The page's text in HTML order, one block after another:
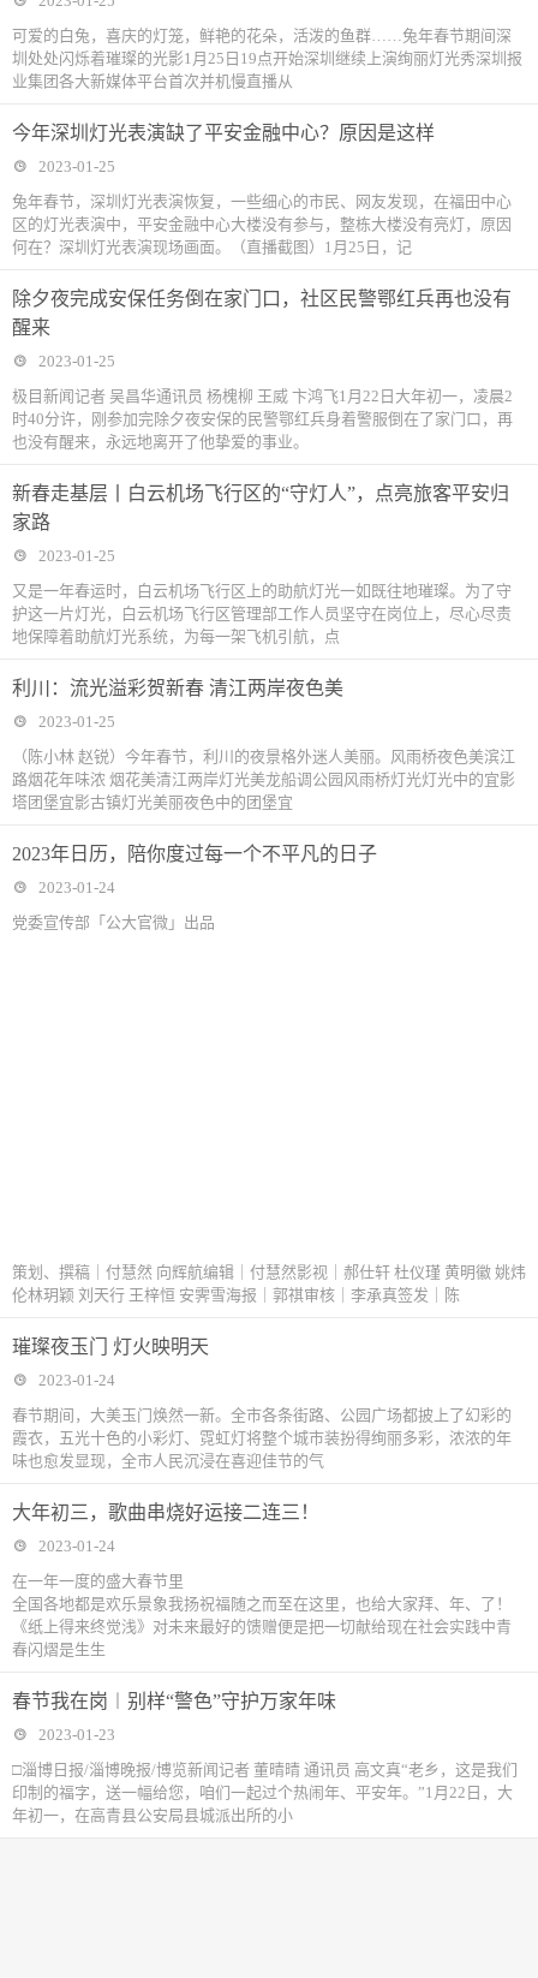
可爱的白兔，喜庆的灯笼，鲜艳的花朵，活泼的鱼群……兔年春节期间深
圳处处闪烁着璀璨的光影1月25日19点开始深圳继续上演绚丽灯光秀深圳报
业集团各大新媒体平台首次并机慢直播从
今年深圳灯光表演缺了平安金融中心？原因是这样
2023-01-25
兔年春节，深圳灯光表演恢复，一些细心的市民、网友发现，在福田中心
区的灯光表演中，平安金融中心大楼没有参与，整栋大楼没有亮灯，原因
何在？深圳灯光表演现场画面。（直播截图）1月25日，记
除夕夜完成安保任务倒在家门口，社区民警鄂红兵再也没有
醒来
2023-01-25
极目新闻记者 吴昌华通讯员 杨槐柳 王威 卞鸿飞1月22日大年初一，凌晨2
时40分许，刚参加完除夕夜安保的民警鄂红兵身着警服倒在了家门口，再
也没有醒来，永远地离开了他挚爱的事业。
新春走基层丨白云机场飞行区的“守灯人”，点亮旅客平安归
家路
2023-01-25
又是一年春运时，白云机场飞行区上的助航灯光一如既往地璀璨。为了守
护这一片灯光，白云机场飞行区管理部工作人员坚守在岗位上，尽心尽责
地保障着助航灯光系统，为每一架飞机引航，点
利川：流光溢彩贺新春 清江两岸夜色美
2023-01-25
（陈小林 赵锐）今年春节，利川的夜景格外迷人美丽。风雨桥夜色美滨江
路烟花年味浓 烟花美清江两岸灯光美龙船调公园风雨桥灯光灯光中的宜影
塔团堡宜影古镇灯光美丽夜色中的团堡宜
2023年日历，陪你度过每一个不平凡的日子
2023-01-24
党委宣传部「公大官微」出品
策划、撰稿｜付慧然 向辉航编辑｜付慧然影视｜郝仕轩 杜仪瑾 黄明徽 姚炜
伦林玥颖 刘天行 王梓恒 安霁雪海报｜郭祺审核｜李承真签发｜陈
璀璨夜玉门 灯火映明天
2023-01-24
春节期间，大美玉门焕然一新。全市各条街路、公园广场都披上了幻彩的
霞衣，五光十色的小彩灯、霓虹灯将整个城市装扮得绚丽多彩，浓浓的年
味也愈发显现，全市人民沉浸在喜迎佳节的气
大年初三，歌曲串烧好运接二连三！
2023-01-24
在一年一度的盛大春节里
全国各地都是欢乐景象我扬祝福随之而至在这里，也给大家拜、年、了！
《纸上得来终觉浅》对未来最好的馈赠便是把一切献给现在社会实践中青
春闪熠是生生
春节我在岗︱别样“警色”守护万家年味
2023-01-23
□淄博日报/淄博晚报/博览新闻记者 董晴晴 通讯员 高文真“老乡，这是我们
印制的福字，送一幅给您，咱们一起过个热闹年、平安年。”1月22日，大
年初一，在高青县公安局县城派出所的小